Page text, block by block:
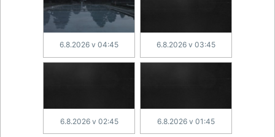
6.8.2026 v 04:45 6.8.2026 v 03:45
6.8.2026 v 02:45 6.8.2026 v 01:45